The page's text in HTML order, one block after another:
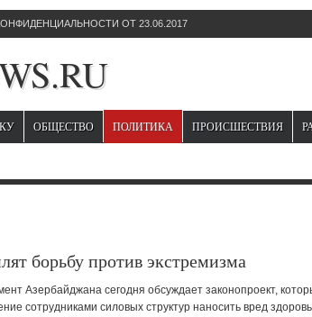
ОТ 23.06.2017
ОБЩЕСТВО ПОЛИТИКА ПРОИСШЕСТВИЯ
борьбу против экстремизма
Азербайджана сегодня обсуждает законопроект,
сотрудниками силовых структур наносить вред